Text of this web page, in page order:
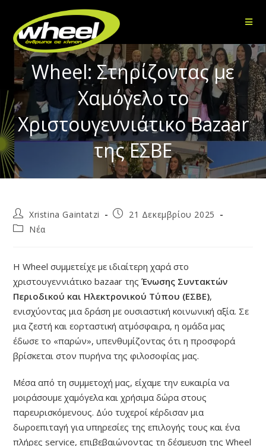
Wheel: Στηρίζοντας με
Χαμόγελο το
Χριστουγεννιάτικο Bazaar
της ΕΣΒΕ
Xristina Gaintatzi
21 Δεκεμβρίου 2025
Νέα
Η Wheel συμμετείχε με ιδιαίτερη χαρά στο
χριστουγεννιάτικο bazaar τηςΈνωσης Συντακτών
Περιοδικού και Ηλεκτρονικού Τύπου (ΕΣΒΕ),
ενισχύοντας μια δράση με ουσιαστική κοινωνική αξία. Σε
μια ζεστή και εορταστική ατμόσφαιρα, η ομάδα μας
έδωσε το «παρών», υπενθυμίζοντας ότι η προσφορά
βρίσκεται στον πυρήνα της φιλοσοφίας μας.
Μέσα από τη συμμετοχή μας, είχαμε την ευκαιρία να
μοιράσουμε χαμόγελα και χρήσιμα δώρα στους
παρευρισκόμενους. Δύο τυχεροί κέρδισαν μια
δωροεπιταγή για υπηρεσίες της επιλογής τους και ένα
πλήρες service, επιβεβαιώνοντας τη δέσμευση της Wheel